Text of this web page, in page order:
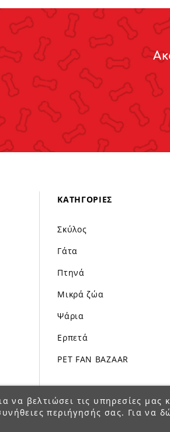
ΚΑΤΗΓΟΡΊΕΣ
Σκύλος
Γάτα
Πτηνά
Μικρά ζώα
Ψάρια
Ερπετά
PET FAN BAZAAR
να βελτιώσει τις υπηρεσίες μας
περιήγησής σας. Για να